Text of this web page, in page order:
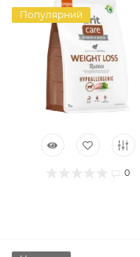
Популярний
0